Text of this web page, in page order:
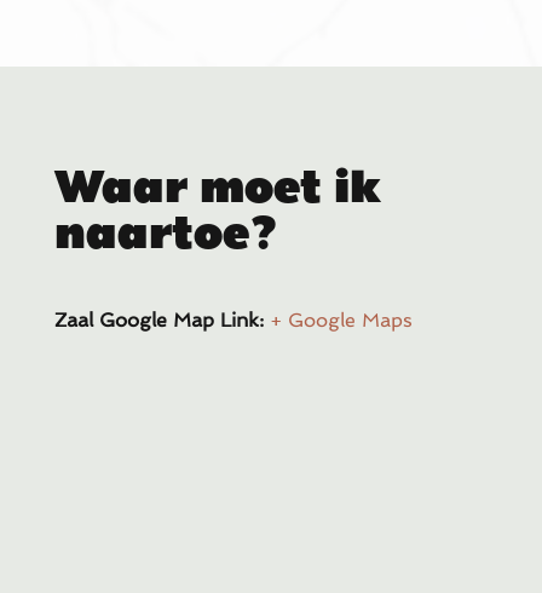
Waar moet ik
naartoe?
Zaal Google Map Link: + Google Maps